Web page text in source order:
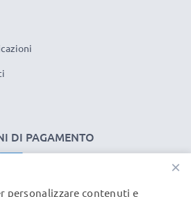
DI PAGAMENTO
×
personalizzare contenuti e